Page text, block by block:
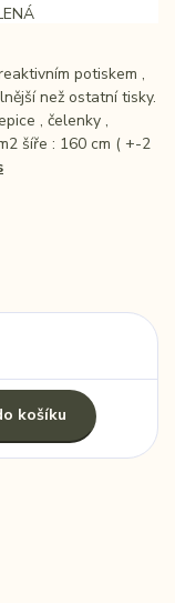
potiskem ,
než ostatní tisky.
, čelenky ,
šíře : 160 cm ( +-2
košíku